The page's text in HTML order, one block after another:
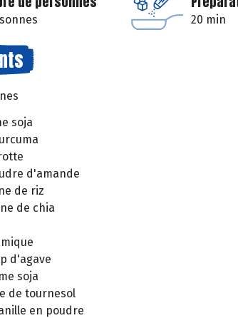
20 min
soja
d'amande
de riz
de chia
d'agave
soja
de tournesol
en poudre